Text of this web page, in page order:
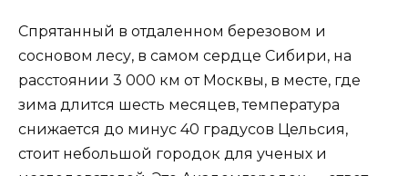
Спрятанный в отдаленном березовом и
сосновом лесу, в самом сердце Сибири, на
расстоянии 3 000 км от Москвы, в месте, где
зима длится шесть месяцев, температура
снижается до минус 40 градусов Цельсия,
стоит небольшой городок для ученых и